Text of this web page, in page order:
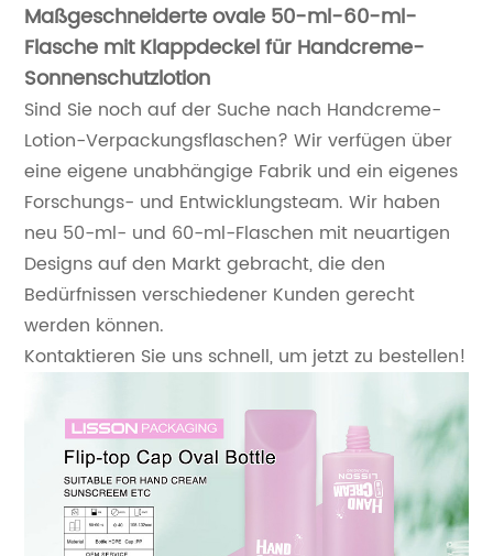
Maßgeschneiderte ovale 50-ml-60-ml-
Flasche mit Klappdeckel für Handcreme-
Sonnenschutzlotion
Sind Sie noch auf der Suche nach Handcreme-
Lotion-Verpackungsflaschen? Wir verfügen über
eine eigene unabhängige Fabrik und ein eigenes
Forschungs- und Entwicklungsteam. Wir haben
neu 50-ml- und 60-ml-Flaschen mit neuartigen
Designs auf den Markt gebracht, die den
Bedürfnissen verschiedener Kunden gerecht
werden können.
Kontaktieren Sie uns schnell, um jetzt zu bestellen!